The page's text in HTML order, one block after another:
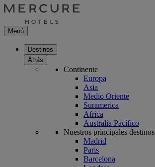
Menú
Destinos
Atrás
Continente
Europa
Asia
Medio Oriente
Suramerica
Africa
Australia Pacífico
Nuestros principales destinos
Madrid
Paris
Barcelona